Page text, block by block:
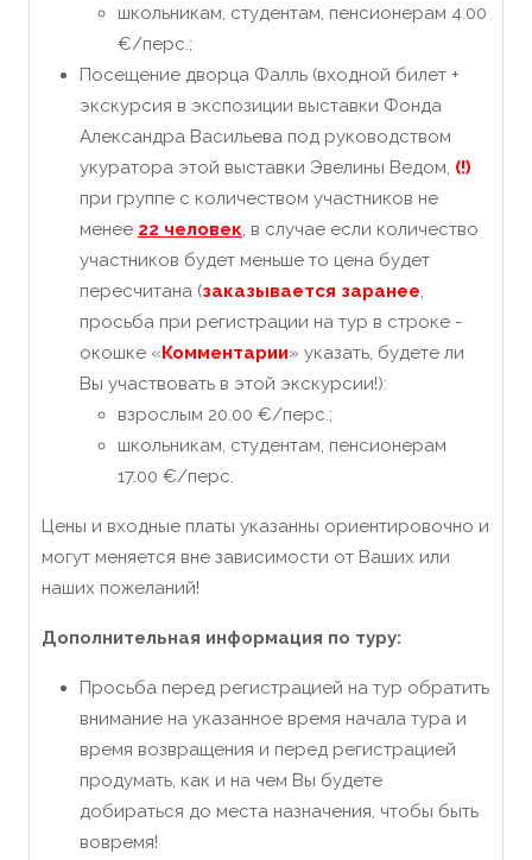
школьникам, студентам, пенсионерам 4.00
€/перс.;
Посещение дворца Фалль (входной билет +
экскурсия в экспозиции выставки Фонда
Александра Васильева под руководством
укуратора этой выставки Эвелины Ведом, (!)
при группе с количеством участников не
менее 22 человек, в случае если количество
участников будет меньше то цена будет
пересчитана (заказывается заранее,
просьба при регистрации на тур в строке -
окошке «Комментарии» указать, будете ли
Вы участвовать в этой экскурсии!):
взрослым 20.00 €/перс.;
школьникам, студентам, пенсионерам
17.00 €/перс.
Цены и входные платы указанны ориентировочно и
могут меняется вне зависимости от Ваших или
наших пожеланий!
Дополнительная информация по туру:
Просьба перед регистрацией на тур обратить
внимание на указанное время начала тура и
время возвращения и перед регистрацией
продумать, как и на чем Вы будете
добираться до места назначения, чтобы быть
вовремя!